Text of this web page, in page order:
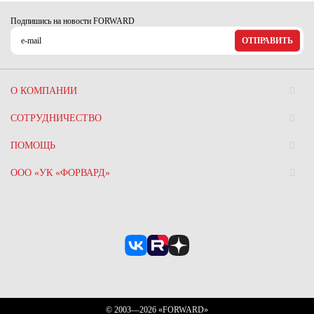
Ханты-Мансийский автономный округ (3)
Челябинская область (2)
Ямало-Ненецкий автономный округ (1)
Ярославская область (1)
Подпишись на новости FORWARD
ОТПРАВИТЬ
О КОМПАНИИ
СОТРУДНИЧЕСТВО
ПОМОЩЬ
ООО «УК «ФОРВАРД»
© 2003—2026 «FORWARD»